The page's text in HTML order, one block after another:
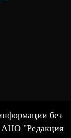
без
АНО "Редакция